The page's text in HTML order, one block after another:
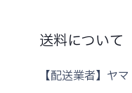
送料について
【配送業者】ヤ